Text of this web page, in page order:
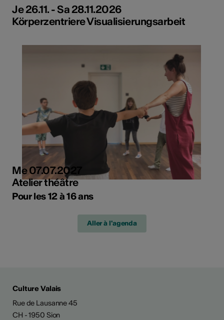
Je 26.11. - Sa 28.11.2026
Körperzentriere Visualisierungsarbeit
Me 07.07.2027
Atelier théâtre
Pour les 12 à 16 ans
Aller à l'agenda
Culture Valais
Rue de Lausanne 45
CH - 1950 Sion